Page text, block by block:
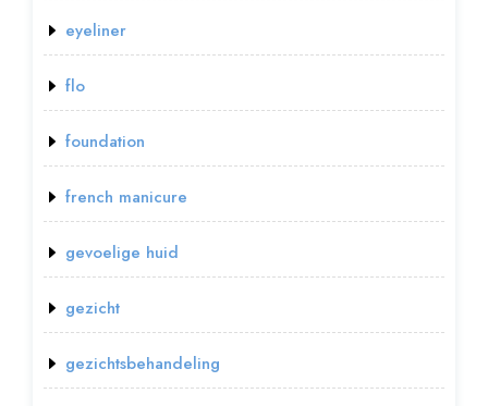
eyeliner
flo
foundation
french manicure
gevoelige huid
gezicht
gezichtsbehandeling